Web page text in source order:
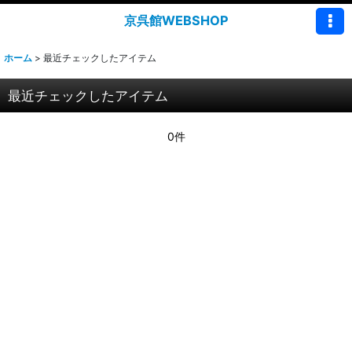
京呉館WEBSHOP
ホーム > 最近チェックしたアイテム
最近チェックしたアイテム
0件